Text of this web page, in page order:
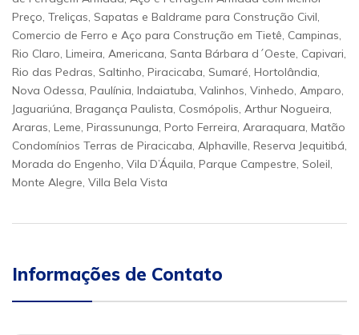
Preço, Treliças, Sapatas e Baldrame para Construção Civil,
Comercio de Ferro e Aço para Construção em Tietê, Campinas,
Rio Claro, Limeira, Americana, Santa Bárbara d´Oeste, Capivari,
Rio das Pedras, Saltinho, Piracicaba, Sumaré, Hortolândia,
Nova Odessa, Paulínia, Indaiatuba, Valinhos, Vinhedo, Amparo,
Jaguariúna, Bragança Paulista, Cosmópolis, Arthur Nogueira,
Araras, Leme, Pirassununga, Porto Ferreira, Araraquara, Matão
Condomínios Terras de Piracicaba, Alphaville, Reserva Jequitibá,
Morada do Engenho, Vila D’Áquila, Parque Campestre, Soleil,
Monte Alegre, Villa Bela Vista
Informações de Contato